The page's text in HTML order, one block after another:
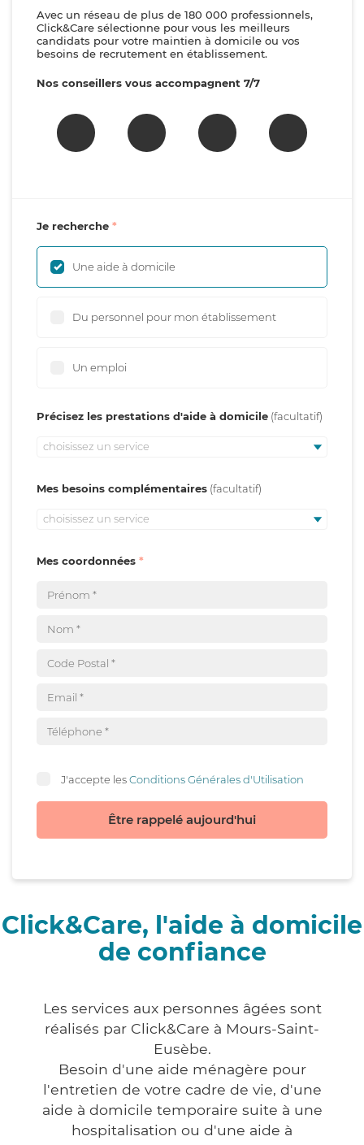
Avec un réseau de plus de 180 000 professionnels,
Click&Care sélectionne pour vous les meilleurs
candidats pour votre maintien à domicile ou vos
besoins de recrutement en établissement.
Nos conseillers vous accompagnent 7/7
Je recherche
Une aide à domicile
Du personnel pour mon établissement
Un emploi
Précisez les prestations d'aide à domicile
choisissez un service
Mes besoins complémentaires
choisissez un service
Mes coordonnées
J'accepte lesConditions Générales d'Utilisation
Être rappelé aujourd'hui
Click&Care, l'aide à domicile
de confiance
Les services aux personnes âgées sont
réalisés par Click&Care à Mours-Saint-
Eusèbe.
Besoin d'une aide ménagère pour
l'entretien de votre cadre de vie, d'une
aide à domicile temporaire suite à une
hospitalisation ou d'une aide à